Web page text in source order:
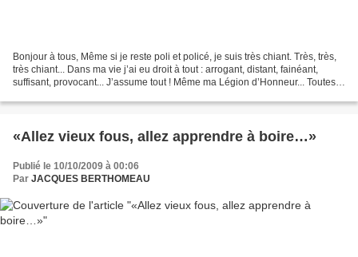
Bonjour à tous, Même si je reste poli et policé, je suis très chiant. Très, très,
très chiant... Dans ma vie j’ai eu droit à tout : arrogant, distant, fainéant,
suffisant, provocant... J’assume tout ! Même ma Légion d’Honneur... Toutes
«Allez vieux fous, allez apprendre à boire…»
Publié le 10/10/2009 à 00:06
Par JACQUES BERTHOMEAU